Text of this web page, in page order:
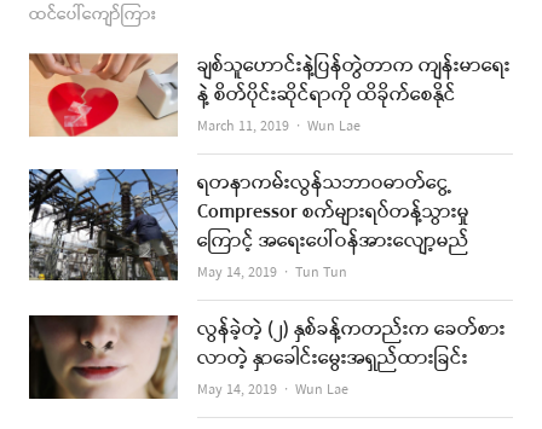
ထင်ပေါ်ကျော်ကြား
ချစ်သူဟောင်းနဲ့ပြန်တွဲတာက ကျန်းမာရေး
နဲ့ စိတ်ပိုင်းဆိုင်ရာကို ထိခိုက်စေနိုင်
March 11, 2019 Author
Wun Lae
ရတနာကမ်းလွန်သဘာဝဓာတ်ငွေ့
Compressor စက်များရပ်တန့်သွားမှု
ကြောင့် အရေးပေါ်ဝန်အားလျော့မည်
May 14, 2019 Author
Tun Tun
လွန်ခဲ့တဲ့ (၂) နှစ်ခန့်ကတည်းက ခေတ်စား
လာတဲ့ နှာခေါင်းမွေးအရှည်ထားခြင်း
May 14, 2019 Author
Wun Lae